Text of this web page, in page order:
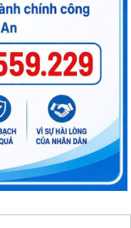
học công nghệ và đổi mới
100 NGÀY TẠO LẬP, CẬP
lý tiền điện, lịch cắt điện và
CỘNG ĐỒNG - HÃY CHUNG